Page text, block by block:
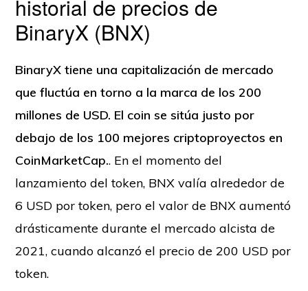
historial de precios de
BinaryX (BNX)
BinaryX tiene una capitalización de mercado
que fluctúa en torno a la marca de los 200
millones de USD. El coin se sitúa justo por
debajo de los 100 mejores criptoproyectos en
CoinMarketCap.. En el momento del
lanzamiento del token, BNX valía alrededor de
6 USD por token, pero el valor de BNX aumentó
drásticamente durante el mercado alcista de
2021, cuando alcanzó el precio de 200 USD por
token.